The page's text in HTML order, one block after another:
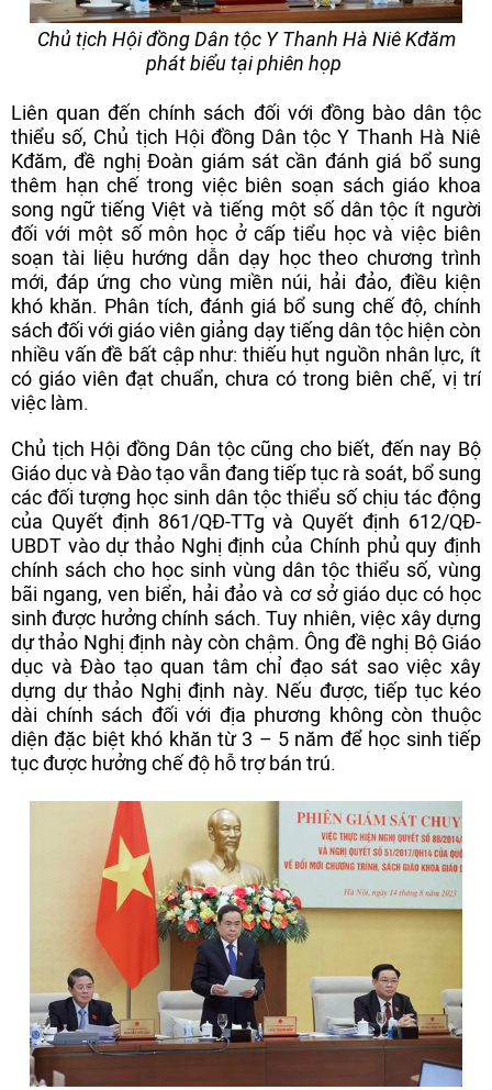
Chủ tịch Hội đồng Dân tộc Y Thanh Hà Niê Kđăm
phát biểu tại phiên họp
Liên quan đến chính sách đối với đồng bào dân tộc
thiểu số, Chủ tịch Hội đồng Dân tộc Y Thanh Hà Niê
Kđăm, đề nghị Đoàn giám sát cần đánh giá bổ sung
thêm hạn chế trong việc biên soạn sách giáo khoa
song ngữ tiếng Việt và tiếng một số dân tộc ít người
đối với một số môn học ở cấp tiểu học và việc biên
soạn tài liệu hướng dẫn dạy học theo chương trình
mới, đáp ứng cho vùng miền núi, hải đảo, điều kiện
khó khăn. Phân tích, đánh giá bổ sung chế độ, chính
sách đối với giáo viên giảng dạy tiếng dân tộc hiện còn
nhiều vấn đề bất cập như: thiếu hụt nguồn nhân lực, ít
có giáo viên đạt chuẩn, chưa có trong biên chế, vị trí
việc làm.
Chủ tịch Hội đồng Dân tộc cũng cho biết, đến nay Bộ
Giáo dục và Đào tạo vẫn đang tiếp tục rà soát, bổ sung
các đối tượng học sinh dân tộc thiểu số chịu tác động
của Quyết định 861/QĐ-TTg và Quyết định 612/QĐ-
UBDT vào dự thảo Nghị định của Chính phủ quy định
chính sách cho học sinh vùng dân tộc thiểu số, vùng
bãi ngang, ven biển, hải đảo và cơ sở giáo dục có học
sinh được hưởng chính sách. Tuy nhiên, việc xây dựng
dự thảo Nghị định này còn chậm. Ông đề nghị Bộ Giáo
dục và Đào tạo quan tâm chỉ đạo sát sao việc xây
dựng dự thảo Nghị định này. Nếu được, tiếp tục kéo
dài chính sách đối với địa phương không còn thuộc
diện đặc biệt khó khăn từ 3 – 5 năm để học sinh tiếp
tục được hưởng chế độ hỗ trợ bán trú.